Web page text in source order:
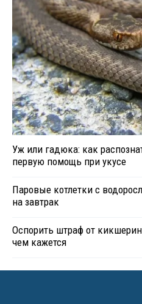
Уж или гадюка: как
первую помощь при укусе
Паровые котлетки с
на завтрак
Оспорить штраф от
чем кажется